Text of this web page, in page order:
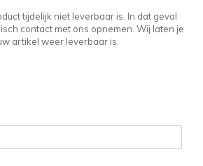
tijdelijk niet leverbaar is. In dat geval
contact met ons opnemen. Wij laten je
artikel weer leverbaar is.